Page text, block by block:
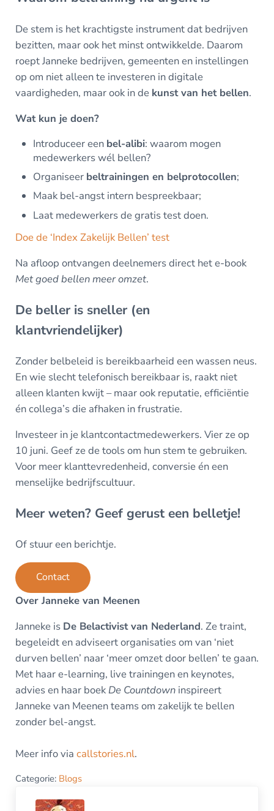
De stem is het krachtigste instrument dat bedrijven
bezitten, maar ook het minst ontwikkelde. Daarom
roept Janneke bedrijven, gemeenten en instellingen
op om niet alleen te investeren in digitale
vaardigheden, maar ook in de kunst van het bellen.
Wat kun je doen?
Introduceer een bel-alibi: waarom mogen
medewerkers wél bellen?
Organiseer beltrainingen en belprotocollen;
Maak bel-angst intern bespreekbaar;
Laat medewerkers de gratis test doen.
Doe de ‘Index Zakelijk Bellen’ test
Na afloop ontvangen deelnemers direct het e-book
Met goed bellen meer omzet.
De beller is sneller (en
klantvriendelijker)
Zonder belbeleid is bereikbaarheid een wassen neus.
En wie slecht telefonisch bereikbaar is, raakt niet
alleen klanten kwijt – maar ook reputatie, efficiëntie
én collega’s die afhaken in frustratie.
Investeer in je klantcontactmedewerkers. Vier ze op
10 juni. Geef ze de tools om hun stem te gebruiken.
Voor meer klanttevredenheid, conversie én een
menselijke bedrijfscultuur.
Meer weten? Geef gerust een belletje!
Of stuur een berichtje.
Contact
Over Janneke van Meenen
Janneke is De Belactivist van Nederland. Ze traint,
begeleidt en adviseert organisaties om van ‘niet
durven bellen’ naar ‘meer omzet door bellen’ te gaan.
Met haar e-learning, live trainingen en keynotes,
advies en haar boek De Countdowninspireert
Janneke van Meenen teams om zakelijk te bellen
zonder bel-angst.
Meer info via callstories.nl.
Categorie: Blogs